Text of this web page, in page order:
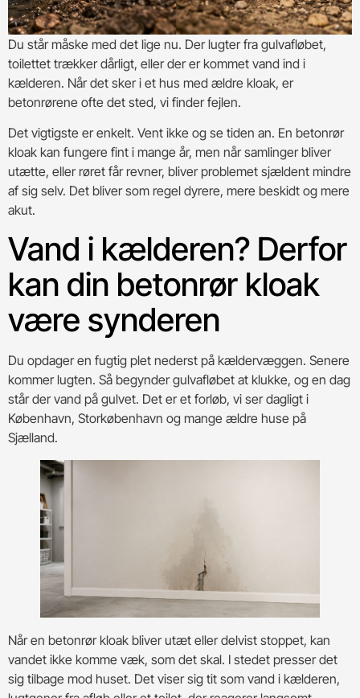
Du står måske med det lige nu. Der lugter fra gulvafløbet,
toilettet trækker dårligt, eller der er kommet vand ind i
kælderen. Når det sker i et hus med ældre kloak, er
betonrørene ofte det sted, vi finder fejlen.
Det vigtigste er enkelt. Vent ikke og se tiden an. En betonrør
kloak kan fungere fint i mange år, men når samlinger bliver
utætte, eller røret får revner, bliver problemet sjældent mindre
af sig selv. Det bliver som regel dyrere, mere beskidt og mere
akut.
Vand i kælderen? Derfor
kan din betonrør kloak
være synderen
Du opdager en fugtig plet nederst på kældervæggen. Senere
kommer lugten. Så begynder gulvafløbet at klukke, og en dag
står der vand på gulvet. Det er et forløb, vi ser dagligt i
København, Storkøbenhavn og mange ældre huse på
Sjælland.
Når en betonrør kloak bliver utæt eller delvist stoppet, kan
vandet ikke komme væk, som det skal. I stedet presser det
sig tilbage mod huset. Det viser sig tit som vand i kælderen,